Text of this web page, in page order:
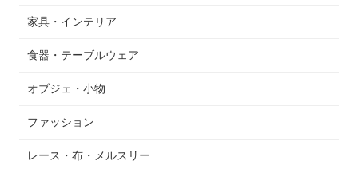
家具・インテリア
食器・テーブルウェア
オブジェ・小物
ファッション
レース・布・メルスリー